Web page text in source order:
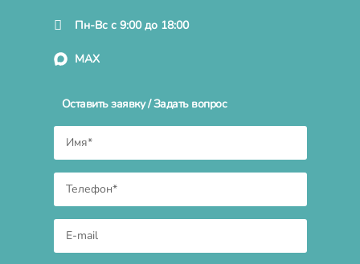
Пн-Вс с 9:00 до 18:00
MAX
Оставить заявку / Задать вопрос